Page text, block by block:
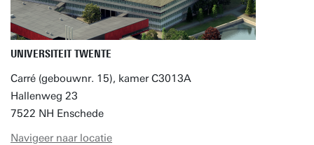
UNIVERSITEIT TWENTE
Carré (gebouwnr. 15), kamer C3013A
Hallenweg 23
7522 NH Enschede
Navigeer naar locatie